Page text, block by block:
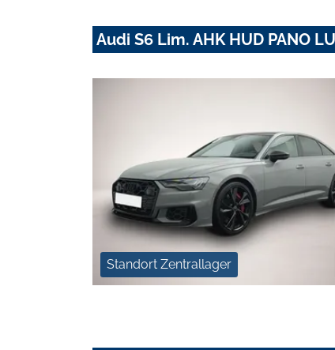
Audi S6 Lim. AHK HUD PANO
Standort Zentrallager